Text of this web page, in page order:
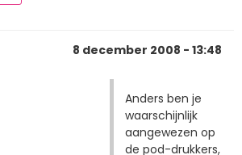
8 december 2008 - 13:48
Anders ben je
waarschijnlijk
aangewezen op
de pod-drukkers,